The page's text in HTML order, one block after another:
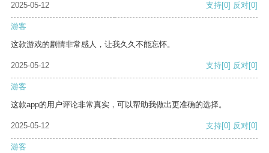
2025-05-12
支持[0] 反对[0]
游客
这款游戏的剧情非常感人，让我久久不能忘怀。
2025-05-12 支持[0] 反对[0]
游客
这款app的用户评论非常真实，可以帮助我做出更准确的选择。
2025-05-12 支持[0] 反对[0]
游客